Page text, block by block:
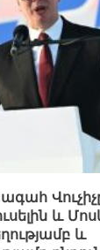
և
և